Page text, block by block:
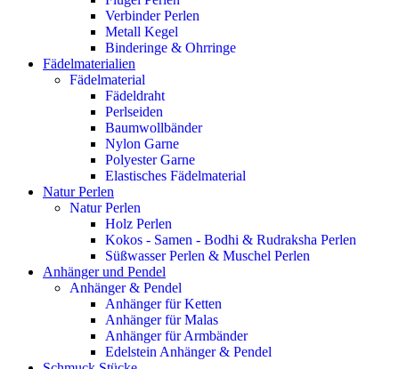
Verbinder Perlen
Metall Kegel
Binderinge & Ohrringe
Fädelmaterialien
Fädelmaterial
Fädeldraht
Perlseiden
Baumwollbänder
Nylon Garne
Polyester Garne
Elastisches Fädelmaterial
Natur Perlen
Natur Perlen
Holz Perlen
Kokos - Samen - Bodhi & Rudraksha Perlen
Süßwasser Perlen & Muschel Perlen
Anhänger und Pendel
Anhänger & Pendel
Anhänger für Ketten
Anhänger für Malas
Anhänger für Armbänder
Edelstein Anhänger & Pendel